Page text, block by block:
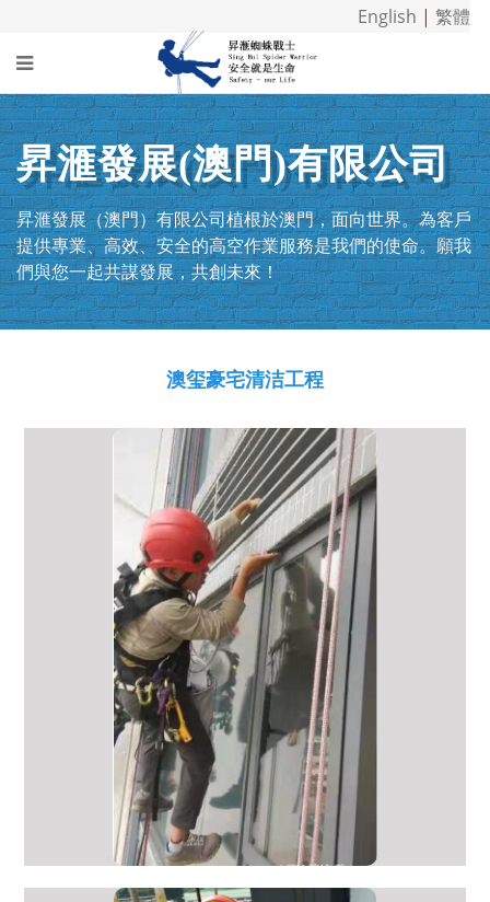
English |繁體
昇滙發展(澳門)有限公司
昇滙發展（澳門）有限公司植根於澳門，面向世界。為客戶
提供專業、高效、安全的高空作業服務是我們的使命。願我
們與您一起共謀發展，共創未來！
澳玺豪宅清洁工程